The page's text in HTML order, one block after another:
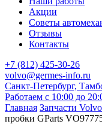
Акции
Советы
Отзывы
Контакты
+7 (812) 425-30-26
volvo@germes-info.ru
Санкт-Петербург,
Работаем с 10:00 до
Главная Запчасти Volvo
пробки GParts